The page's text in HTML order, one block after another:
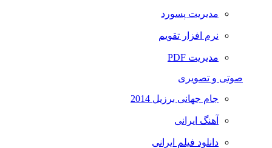
مدیریت پسورد
نرم افزار تقویم
مدیریت PDF
صوتی و تصویری
جام جهانی برزیل 2014
آهنگ ایرانی
دانلود فیلم ایرانی